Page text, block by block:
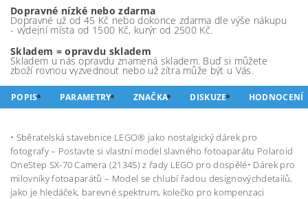
Dopravné nízké nebo zdarma
Dopravné už od 45 Kč nebo dokonce zdarma dle výše nákupu
- výdejní místa od 1500 Kč, kurýr od 2500 Kč.
Skladem = opravdu skladem
Skladem u nás opravdu znamená skladem. Buď si můžete
zboží rovnou vyzvednout nebo už zítra může být u Vás.
POPIS PARAMETRY ZNAČKA DISKUZE HODNOCENÍ
• Sběratelská stavebnice LEGO® jako nostalgický dárek pro
fotografy – Postavte si vlastní model slavného fotoaparátu Polaroid
OneStep SX-70 Camera (21345) z řady LEGO pro dospělé• Dárek pro
milovníky fotoaparátů – Model se chlubí řadou designovýchdetailů,
jako je hledáček, barevné spektrum, kolečko pro kompenzaci